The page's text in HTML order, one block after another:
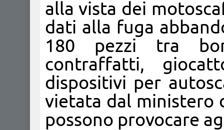
alla vista dei
dati alla fuga
180 pezzi tra
contraffatti,
dispositivi per
vietata dal ministero
possono provocare